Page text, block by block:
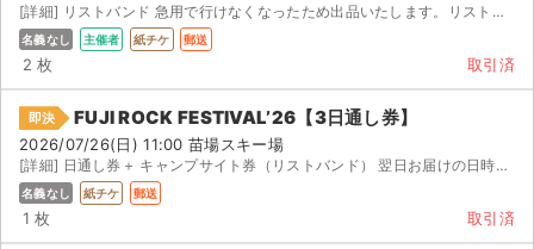
[詳細] リストバンド 急用で行けなくなったため出品いたします。リストバンドが手元に届いているため、入金...
名義なし 主催者 紙チケ 郵送
2 枚 取引済
即決 FUJI ROCK FESTIVAL’26【3日通し券】
2026/07/26(日) 11:00 苗場スキー場
[詳細] 日通し券＋ キャンプサイト券（リストバンド） 翌日お届けの日時指定の宅急便でお送りいたします...
名義なし 紙チケ 郵送
1 枚 取引済